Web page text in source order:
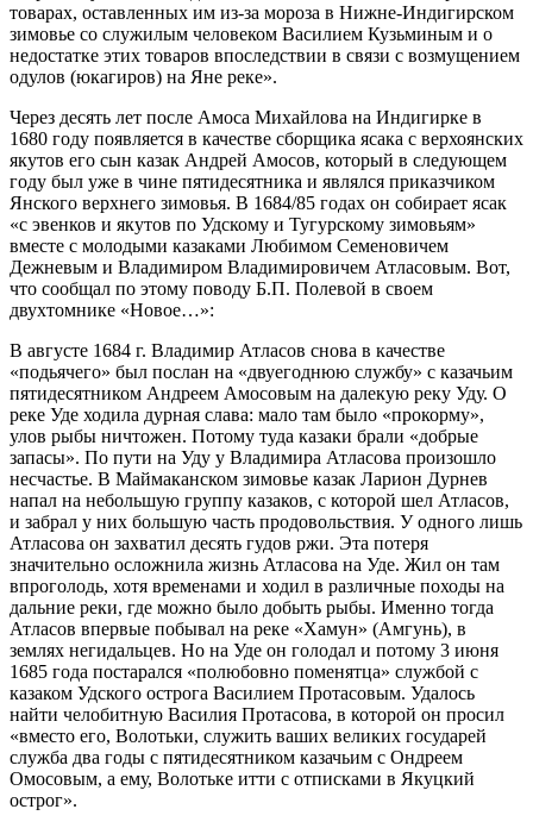
товарах, оставленных им из-за мороза в Нижне-Индигирском
зимовье со служилым человеком Василием Кузьминым и о
недостатке этих товаров впоследствии в связи с возмущением
одулов (юкагиров) на Яне реке».
Через десять лет после Амоса Михайлова на Индигирке в
1680 году появляется в качестве сборщика ясака с верхоянских
якутов его сын казак Андрей Амосов, который в следующем
году был уже в чине пятидесятника и являлся приказчиком
Янского верхнего зимовья. В 1684/85 годах он собирает ясак
«с эвенков и якутов по Удскому и Тугурскому зимовьям»
вместе с молодыми казаками Любимом Семеновичем
Дежневым и Владимиром Владимировичем Атласовым. Вот,
что сообщал по этому поводу Б.П. Полевой в своем
двухтомнике «Новое…»:
В августе 1684 г. Владимир Атласов снова в качестве
«подьячего» был послан на «двуегоднюю службу» с казачьим
пятидесятником Андреем Амосовым на далекую реку Уду. О
реке Уде ходила дурная слава: мало там было «прокорму»,
улов рыбы ничтожен. Потому туда казаки брали «добрые
запасы». По пути на Уду у Владимира Атласова произошло
несчастье. В Маймаканском зимовье казак Ларион Дурнев
напал на небольшую группу казаков, с которой шел Атласов,
и забрал у них большую часть продовольствия. У одного лишь
Атласова он захватил десять гудов ржи. Эта потеря
значительно осложнила жизнь Атласова на Уде. Жил он там
впроголодь, хотя временами и ходил в различные походы на
дальние реки, где можно было добыть рыбы. Именно тогда
Атласов впервые побывал на реке «Хамун» (Амгунь), в
землях негидальцев. Но на Уде он голодал и потому 3 июня
1685 года постарался «полюбовно поменятца» службой с
казаком Удского острога Василием Протасовым. Удалось
найти челобитную Василия Протасова, в которой он просил
«вместо его, Волотьки, служить ваших великих государей
служба два годы с пятидесятником казачьим с Ондреем
Омосовым, а ему, Волотьке итти с отписками в Якуцкий
острог».